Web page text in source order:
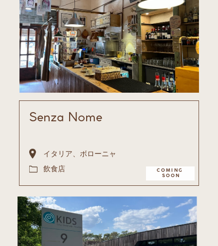
Senza Nome
イタリア、ボローニャ
飲食店
COMING ​
SOON